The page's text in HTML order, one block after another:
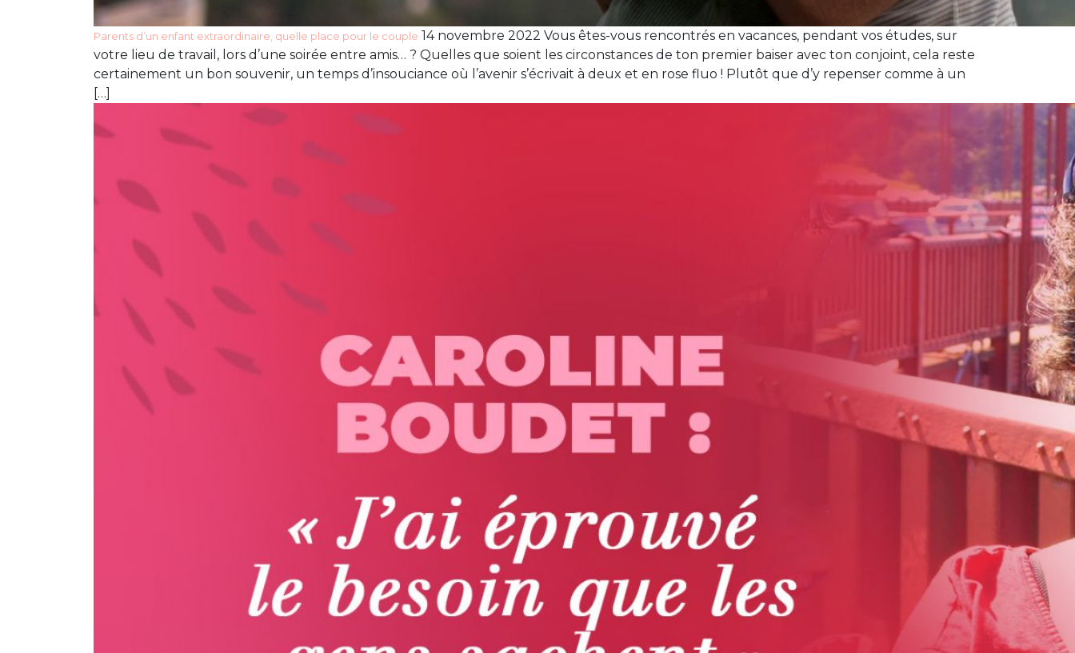
Parents d’un enfant extraordinaire, quelle place pour le couple 14 novembre 2022 Vous êtes-vous rencontrés en vacances, pendant vos études, sur
votre lieu de travail, lors d’une soirée entre amis… ? Quelles que soient les circonstances de ton premier baiser avec ton conjoint, cela reste
certainement un bon souvenir, un temps d’insouciance où l’avenir s’écrivait à deux et en rose fluo ! Plutôt que d’y repenser comme à un
[…]